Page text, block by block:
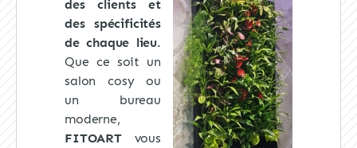
des clients et
des spécificités
de chaque lieu.
Que ce soit un
salon cosy ou
un bureau
moderne,
FITOARTvous